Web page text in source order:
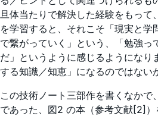
旦体当たりで解決した経験をもって
を学習すると、それこそ「現実と学
で繋がっていく」という、「勉強っ
だ」というように感じるようになり
する知識／知恵」になるのではない
この技術ノート三部作を書くなかで
であった、図2 の本（参考文献[2]